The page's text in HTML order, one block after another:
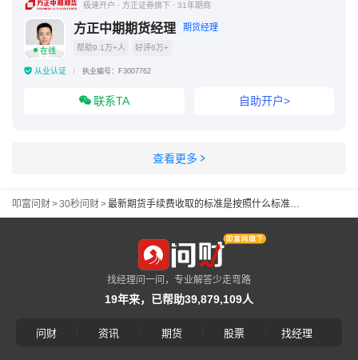
极速开户 · 方正证券旗下 · 31年期商
在线
方正中期期货经理 期货经理
帮助9.1万+人 好评6万+
从业认证 执业编号：F3007762
联系TA 自助开户>
查看更多
叩富问财>30秒问财> 最新期货手续费收取的标准是按照什么标准收取的？哪里能找到最新的标准？
找经理问一问，专业解答少走弯路
19年来，已帮助39,879,109人
问财 资讯 期货 股票 找经理